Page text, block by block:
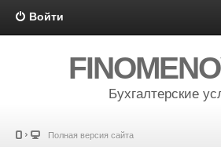
Войти
Бухгалтерские
Полная версия сайта